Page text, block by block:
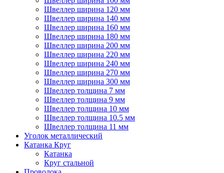
Швеллер ширина 120 мм
Швеллер ширина 140 мм
Швеллер ширина 160 мм
Швеллер ширина 180 мм
Швеллер ширина 200 мм
Швеллер ширина 220 мм
Швеллер ширина 240 мм
Швеллер ширина 270 мм
Швеллер ширина 300 мм
Швеллер толщина 7 мм
Швеллер толщина 9 мм
Швеллер толщина 10 мм
Швеллер толщина 10.5 мм
Швеллер толщина 11 мм
Уголок металлический
Катанка Круг
Катанка
Круг стальной